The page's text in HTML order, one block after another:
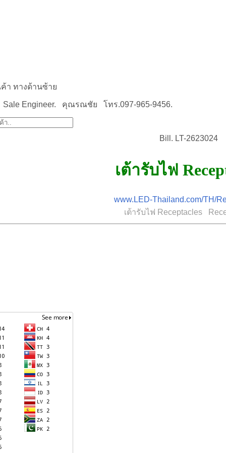
า ทางด้านซ้าย
Sale Engineer. คุณรณชัย โทร.097-965-9456.
Bill. LT-2623024
เต้ารับไฟ
www.LED-Thailand.com/TH/
เต้ารับไฟ Receptacles